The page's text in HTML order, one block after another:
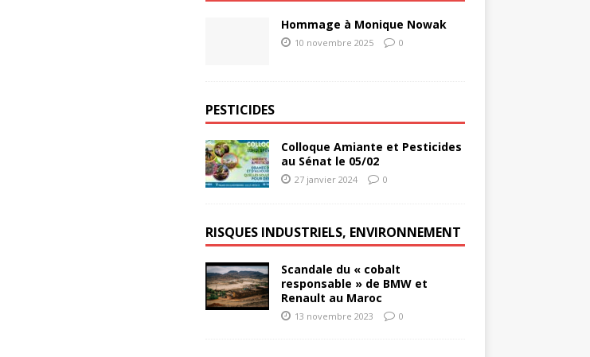
Hommage à Monique Nowak
10 novembre 2025 0
PESTICIDES
Colloque Amiante et Pesticides
au Sénat le 05/02
27 janvier 2024 0
RISQUES INDUSTRIELS, ENVIRONNEMENT
Scandale du « cobalt
responsable » de BMW et
Renault au Maroc
13 novembre 2023 0